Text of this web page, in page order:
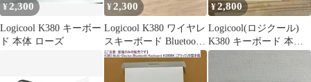
¥2,300
Logicool K380 キーボー
ド 本体 ローズ
¥2,300
Logicool K380 ワイヤレ
スキーボード Bluetooth
美品
¥2,800
Logicool(ロジクール)
K380 キーボード 本体
箱無